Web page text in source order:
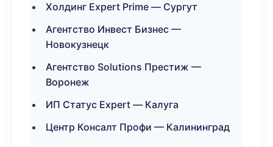
Холдинг Expert Prime — Сургут
Агентство Инвест Бизнес —
Новокузнецк
Агентство Solutions Престиж —
Воронеж
ИП Статус Expert — Калуга
Центр Консалт Профи — Калининград